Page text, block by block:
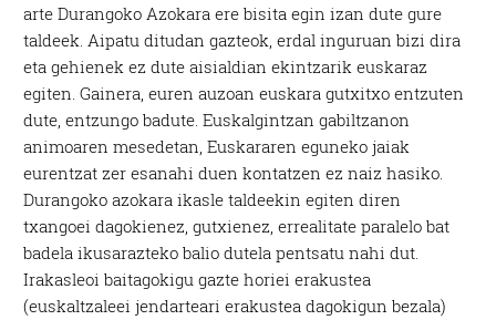
arte Durangoko Azokara ere bisita egin izan dute gure
taldeek. Aipatu ditudan gazteok, erdal inguruan bizi dira
eta gehienek ez dute aisialdian ekintzarik euskaraz
egiten. Gainera, euren auzoan euskara gutxitxo entzuten
dute, entzungo badute. Euskalgintzan gabiltzanon
animoaren mesedetan, Euskararen eguneko jaiak
eurentzat zer esanahi duen kontatzen ez naiz hasiko.
Durangoko azokara ikasle taldeekin egiten diren
txangoei dagokienez, gutxienez, errealitate paralelo bat
badela ikusarazteko balio dutela pentsatu nahi dut.
Irakasleoi baitagokigu gazte horiei erakustea
(euskaltzaleei jendarteari erakustea dagokigun bezala)